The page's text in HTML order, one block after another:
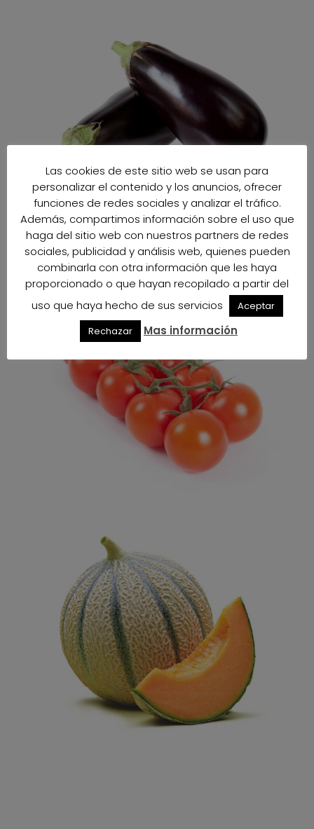
Las cookies de este sitio web se usan para
personalizar el contenido y los anuncios, ofrecer
funciones de redes sociales y analizar el tráfico.
Además, compartimos información sobre el uso que
haga del sitio web con nuestros partners de redes
sociales, publicidad y análisis web, quienes pueden
combinarla con otra información que les haya
proporcionado o que hayan recopilado a partir del
uso que haya hecho de sus servicios
Aceptar
Rechazar
Mas información